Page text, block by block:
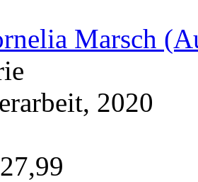
Marsch
2020